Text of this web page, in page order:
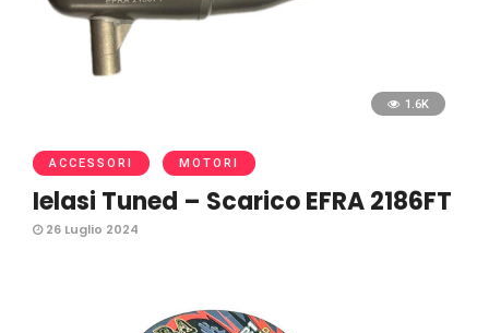
1.6K
ACCESSORI MOTORI
Ielasi Tuned – Scarico EFRA 2186FT
26 Luglio 2024